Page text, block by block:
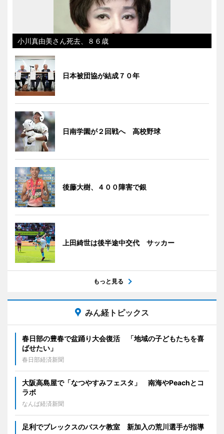
小川真由美さん死去、８６歳
日本被団協が結成７０年
日南学園が２回戦へ 高校野球
後藤大樹、４００障害で銀
上田綺世は後半途中交代 サッカー
もっと見る
みん経トピックス
春日部の豊春で盆踊り大会復活 「地域の子どもたちを喜
ばせたい」
春日部経済新聞
大阪高島屋で「なつやすみフェスタ」 南海やPeachとコ
ラボ
なんば経済新聞
足利でブレックスのバスケ教室 新加入の荒川選手が指導